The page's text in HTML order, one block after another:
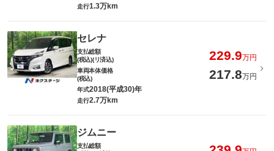
走行1.3万km
セレナ
支払総額
(税込)(リ済込)
229.9万円
車両本体価格
(税込)
217.8万円
年式2018(平成30)年
走行2.7万km
ジムニー
支払総額